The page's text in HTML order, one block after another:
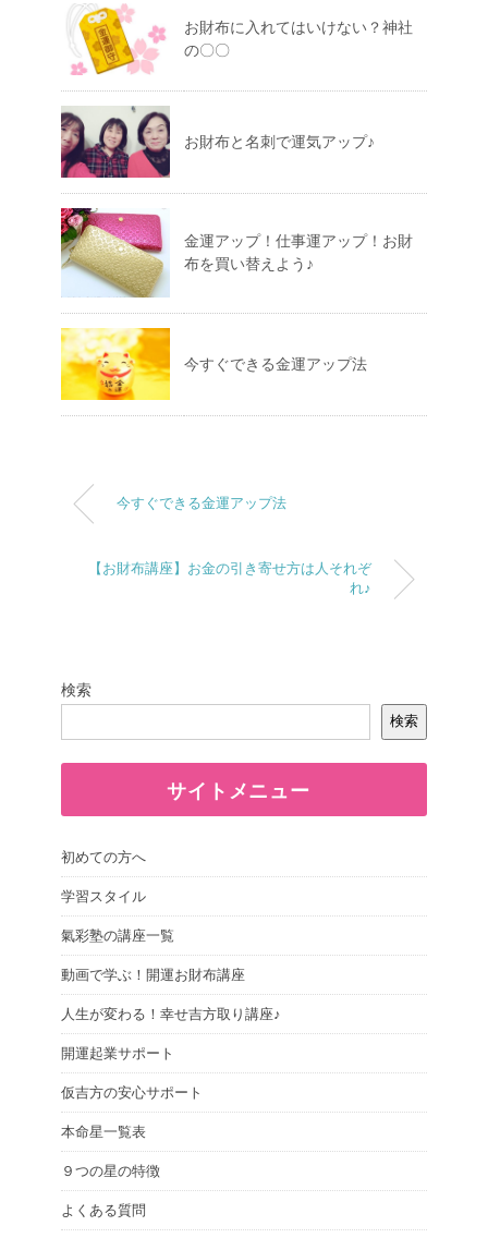
お財布に入れてはいけない？神社
の〇〇
お財布と名刺で運気アップ♪
金運アップ！仕事運アップ！お財
布を買い替えよう♪
今すぐできる金運アップ法
今すぐできる金運アップ法
【お財布講座】お金の引き寄せ方は人それぞ
れ♪
検索
検索
サイトメニュー
初めての方へ
学習スタイル
氣彩塾の講座一覧
動画で学ぶ！開運お財布講座
人生が変わる！幸せ吉方取り講座♪
開運起業サポート
仮吉方の安心サポート
本命星一覧表
９つの星の特徴
よくある質問